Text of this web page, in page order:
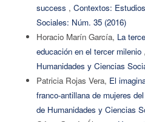
success , Contextos:
Sociales: Núm. 35 (2016)
Horacio Marín García, La
educación en el tercer milenio ,
Humanidades y Ciencias
Patricia Rojas Vera, El
franco-antillana de mujeres
de Humanidades y Ciencias